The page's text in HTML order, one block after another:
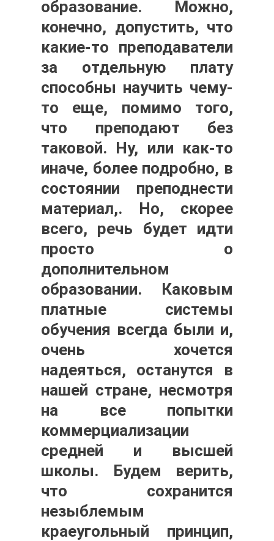
образование. Можно,
конечно, допустить, что
какие-то преподаватели
за отдельную плату
способны научить чему-
то еще, помимо того,
что преподают без
таковой. Ну, или как-то
иначе, более подробно, в
состоянии преподнести
материал,. Но, скорее
всего, речь будет идти
просто о
дополнительном
образовании. Каковым
платные системы
обучения всегда были и,
очень хочется
надеяться, останутся в
нашей стране, несмотря
на все попытки
коммерциализации
средней и высшей
школы. Будем верить,
что сохранится
незыблемым
краеугольный принцип,